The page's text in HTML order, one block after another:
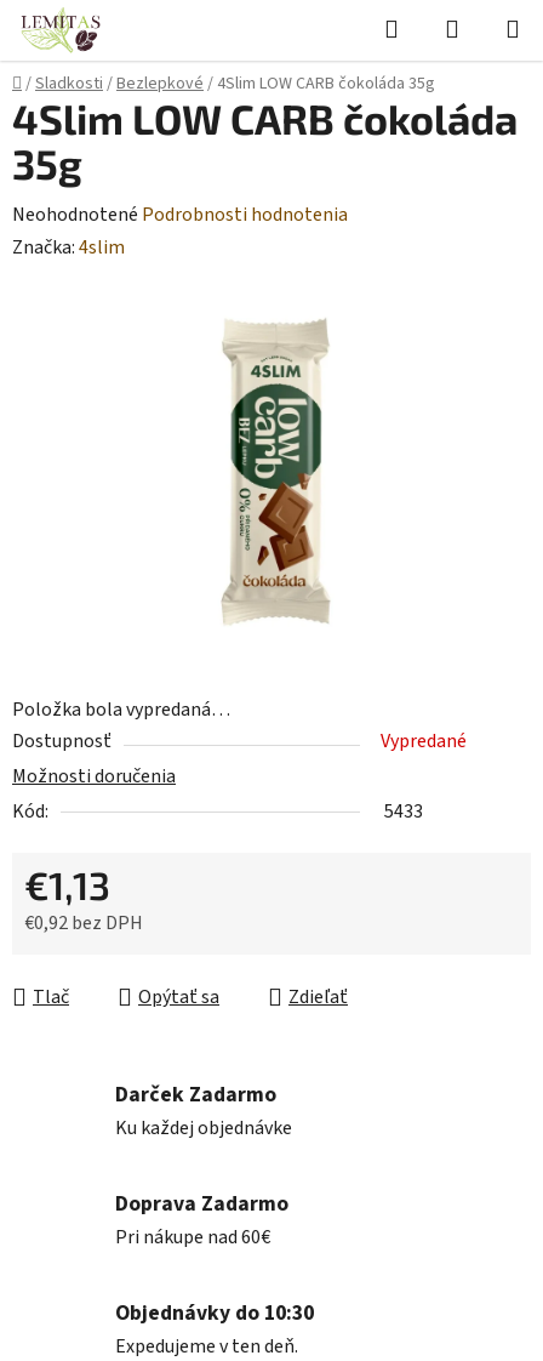
Prejsť
obsah
Hľadať
KOŠÍK
Domov
/Sladkosti/Bezlepkové/ 4Slim LOW CARB čokoláda 35g
Položka bola vypredaná…
Dostupnosť
Vypredané
Možnosti doručenia
Kód:
5433
€1,13
€0,92 bez DPH
Tlač
Opýtať sa Zdieľať
4Slim LOW CARB čokoláda
35g
Priemerné
hodnotenie
Neohodnotené Podrobnosti hodnotenia
Značka:4slim
Darček Zadarmo
Ku každej objednávke
Doprava Zadarmo
Pri nákupe nad 60€
Objednávky do 10:30
Expedujeme v ten deň.